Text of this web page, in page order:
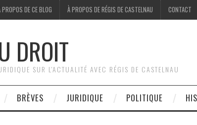
PROPOS DE CE BLOG À PROPOS DE RÉGIS DE CASTELNAU CONTACT
DROIT
SUR L'ACTUALITÉ AVEC RÉGIS DE CASTELNAU
BRÈVES JURIDIQUE POLITIQUE